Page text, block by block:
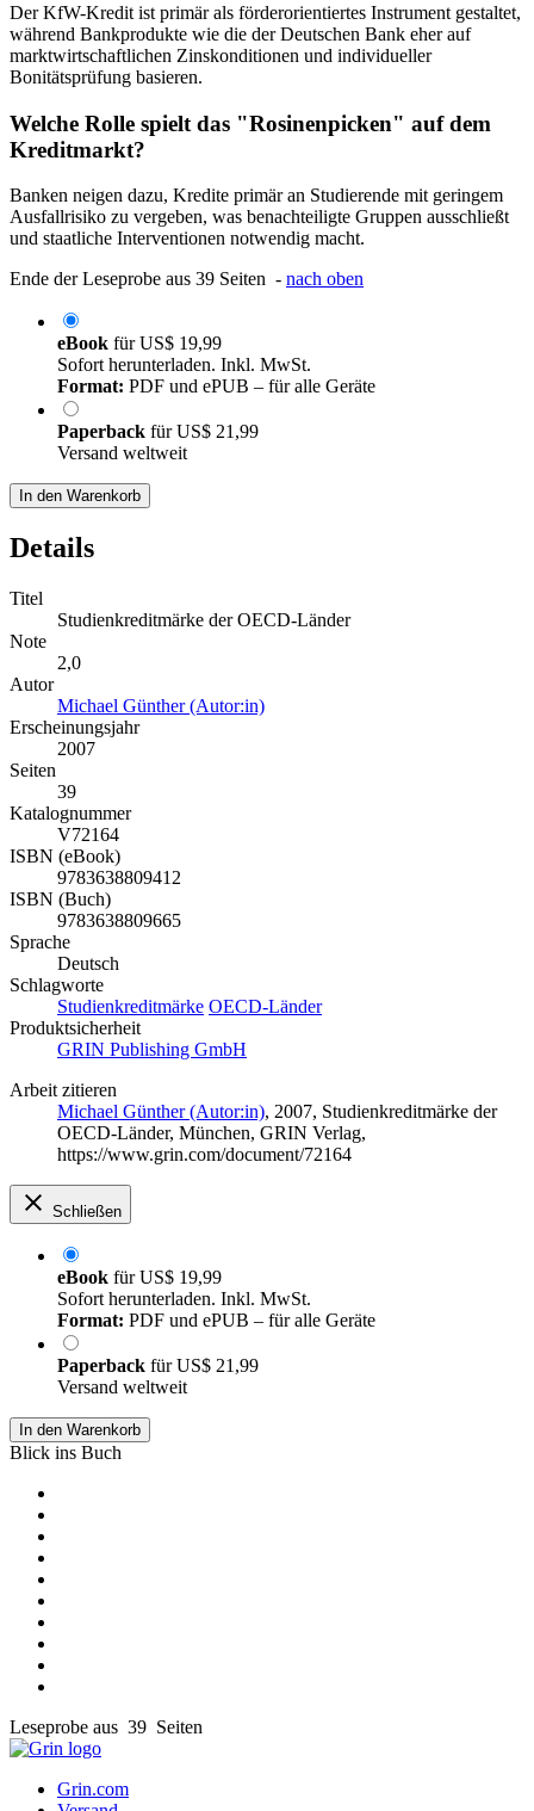
Der KfW-Kredit ist primär als förderorientiertes Instrument gestaltet,
während Bankprodukte wie die der Deutschen Bank eher auf
marktwirtschaftlichen Zinskonditionen und individueller
Bonitätsprüfung basieren.
Welche Rolle spielt das "Rosinenpicken" auf dem
Kreditmarkt?
Banken neigen dazu, Kredite primär an Studierende mit geringem
Ausfallrisiko zu vergeben, was benachteiligte Gruppen ausschließt
und staatliche Interventionen notwendig macht.
Ende der Leseprobe aus 39 Seiten - nach oben
eBook fürUS$ 19,99
Sofort herunterladen. Inkl. MwSt.
Format: PDF und ePUB – für alle Geräte
Paperback fürUS$ 21,99
Versand weltweit
In den Warenkorb
Details
Titel
Studienkreditmärke der OECD-Länder
Note
2,0
Autor
Michael Günther (Autor:in)
Erscheinungsjahr
2007
Seiten
39
Katalognummer
V72164
ISBN (eBook)
9783638809412
ISBN (Buch)
9783638809665
Sprache
Deutsch
Schlagworte
Studienkreditmärke OECD-Länder
Produktsicherheit
GRIN Publishing GmbH
Arbeit zitieren
Michael Günther (Autor:in), 2007, Studienkreditmärke der
OECD-Länder, München, GRIN Verlag,
https://www.grin.com/document/72164
Schließen
eBook fürUS$ 19,99
Sofort herunterladen. Inkl. MwSt.
Format: PDF und ePUB – für alle Geräte
Paperback fürUS$ 21,99
Versand weltweit
In den Warenkorb
Blick ins Buch
Leseprobe aus 39 Seiten
Grin.com